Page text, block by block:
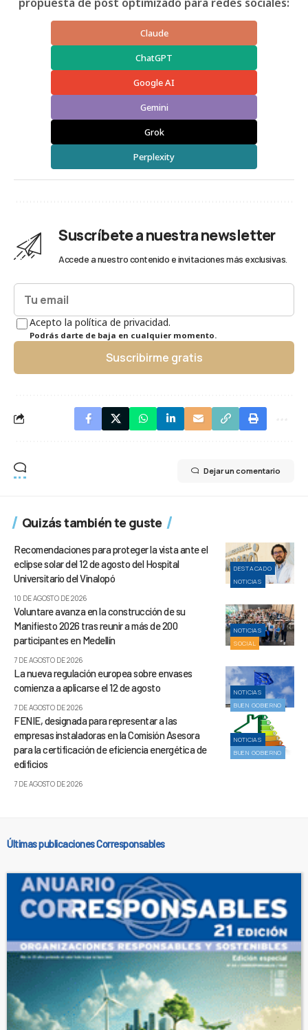
Claude
ChatGPT
Google AI
Gemini
Grok
Perplexity
Suscríbete a nuestra newsletter
Accede a nuestro contenido e invitaciones más exclusivas.
Acepto la política de privacidad.
Podrás darte de baja en cualquier momento.
Suscribirme gratis
Dejar un comentario
Quizás también te guste
DESTACADO
NOTICIAS
Recomendaciones para proteger la vista ante el
eclipse solar del 12 de agosto del Hospital
Universitario del Vinalopó
10 DE AGOSTO DE 2026
NOTICIAS
SOCIAL
Voluntare avanza en la construcción de su
Manifiesto 2026 tras reunir a más de 200
participantes en Medellín
7 DE AGOSTO DE 2026
NOTICIAS
BUEN GOBIERNO
La nueva regulación europea sobre envases
comienza a aplicarse el 12 de agosto
7 DE AGOSTO DE 2026
NOTICIAS
BUEN GOBIERNO
FENIE, designada para representar a las
empresas instaladoras en la Comisión Asesora
para la certificación de eficiencia energética de
edificios
7 DE AGOSTO DE 2026
Últimas publicaciones Corresponsables